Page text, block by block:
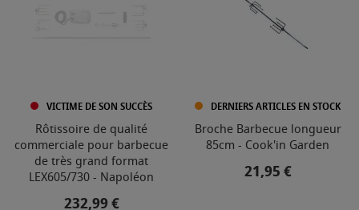
VICTIME DE SON SUCCÈS
Rôtissoire de qualité
commerciale pour barbecue
de très grand format
LEX605/730 - Napoléon
Prix
232,99 €
DERNIERS ARTICLES EN STOCK
Broche Barbecue longueur
85cm - Cook'in Garden
Prix
21,95 €